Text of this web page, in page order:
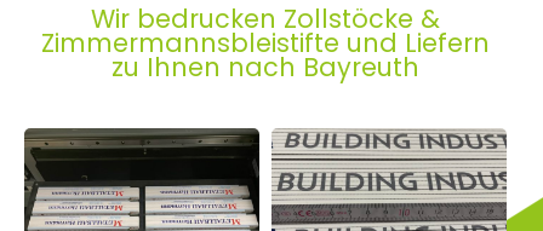
Wir bedrucken Zollstöcke &
Zimmermannsbleistifte und Liefern
zu Ihnen nach Bayreuth